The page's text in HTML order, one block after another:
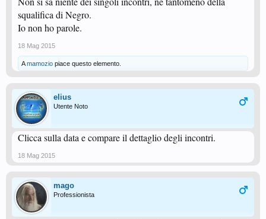
squalifica di Negro.
Io non ho parole.
18 Mag 2015
Amamozio piace questo elemento.
elius
Utente Noto
Clicca sulla data e compare il dettaglio degli incontri.
18 Mag 2015
mago
Professionista